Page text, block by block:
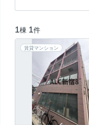
1棟 1件
賃貸マンション